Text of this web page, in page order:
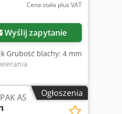
Cena stała plus VAT
Wyślij zapytanie
Grubość blachy: 4 mm
Ogłoszenia
AS